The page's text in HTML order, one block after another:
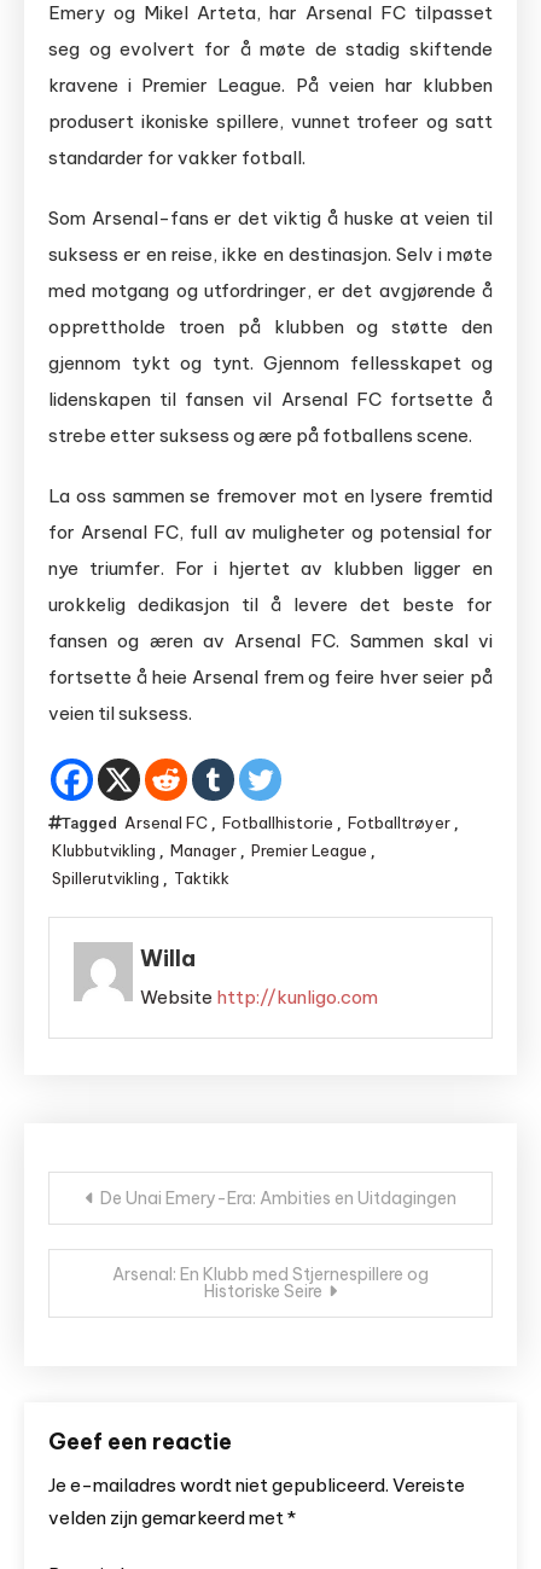
Emery og Mikel Arteta, har Arsenal FC tilpasset
seg og evolvert for å møte de stadig skiftende
kravene i Premier League. På veien har klubben
produsert ikoniske spillere, vunnet trofeer og satt
standarder for vakker fotball.
Som Arsenal-fans er det viktig å huske at veien til
suksess er en reise, ikke en destinasjon. Selv i møte
med motgang og utfordringer, er det avgjørende å
opprettholde troen på klubben og støtte den
gjennom tykt og tynt. Gjennom fellesskapet og
lidenskapen til fansen vil Arsenal FC fortsette å
strebe etter suksess og ære på fotballens scene.
La oss sammen se fremover mot en lysere fremtid
for Arsenal FC, full av muligheter og potensial for
nye triumfer. For i hjertet av klubben ligger en
urokkelig dedikasjon til å levere det beste for
fansen og æren av Arsenal FC. Sammen skal vi
fortsette å heie Arsenal frem og feire hver seier på
veien til suksess.
Tagged Arsenal FC , Fotballhistorie , Fotballtrøyer ,
Klubbutvikling , Manager , Premier League ,
Spillerutvikling , Taktikk
Willa
Website http://kunligo.com
Bericht
navigatie
De Unai Emery-Era: Ambities en Uitdagingen
Arsenal: En Klubb med Stjernespillere og
Historiske Seire
Geef een reactie
Je e-mailadres wordt niet gepubliceerd. Vereiste
velden zijn gemarkeerd met*